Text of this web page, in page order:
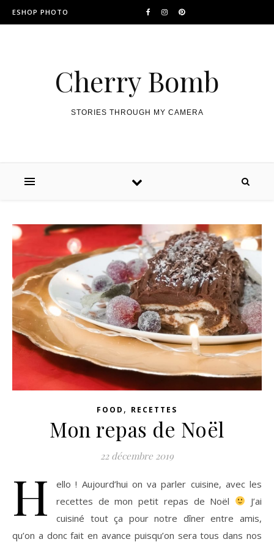
ESHOP PHOTO
Cherry Bomb
STORIES THROUGH MY CAMERA
FOOD , RECETTES
Mon repas de Noël
22 décembre 2019
H
ello ! Aujourd’hui on va parler cuisine, avec les
recettes de mon petit repas de Noël
J’ai
cuisiné tout ça pour notre dîner entre amis,
qu’on a donc fait en avance puisqu’on sera tous dans nos